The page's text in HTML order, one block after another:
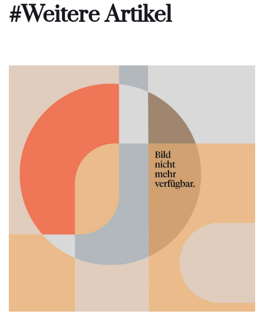
#Weitere Artikel